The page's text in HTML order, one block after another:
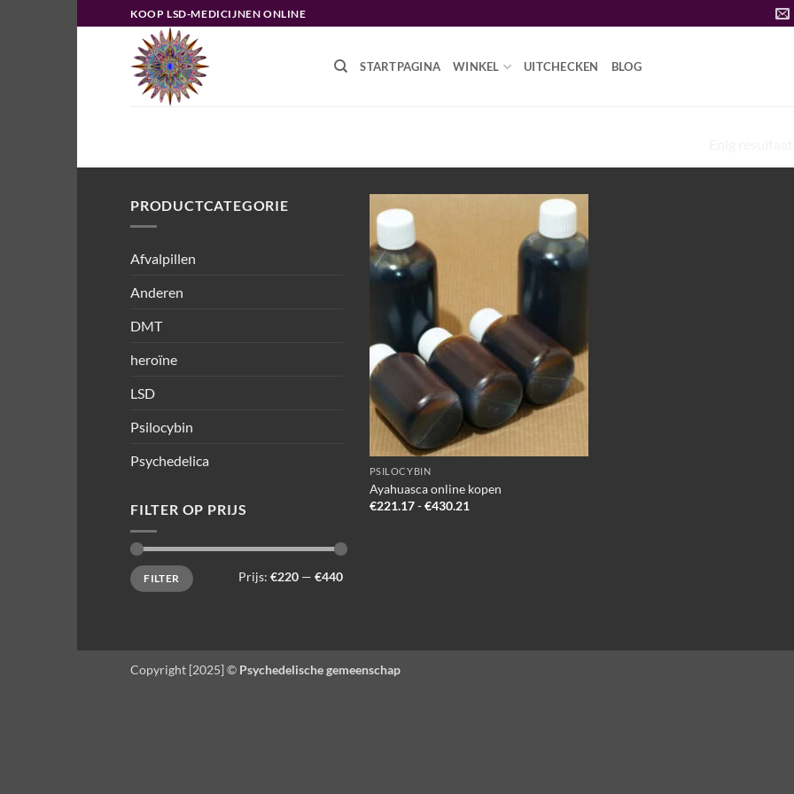
naar
KOOP LSD-MEDICIJNEN ONLINE
STARTPAGINA WINKEL UITCHECKEN BLOG
PRODUCTCATEGORIE
Afvalpillen
Anderen
DMT
heroïne
LSD
Psilocybin
Psychedelica
FILTER OP PRIJS
Min.
prijs
Max.
prijsFILTER Prijs: €220 — €440
Add to
wishlist
PSILOCYBIN
Ayahuasca online kopen
€221.17-€430.21
Copyright [2025] © Psychedelische gemeenschap